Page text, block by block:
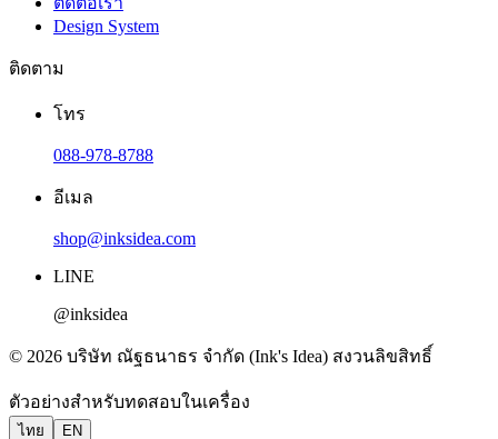
Design System
ติดตาม
โทร
088-978-8788
อีเมล
shop@inksidea.com
LINE
@inksidea
© 2026 บริษัท ณัฐธนาธร จำกัด (Ink's Idea) สงวนลิขสิทธิ์
ตัวอย่างสำหรับทดสอบในเครื่อง
ไทย EN